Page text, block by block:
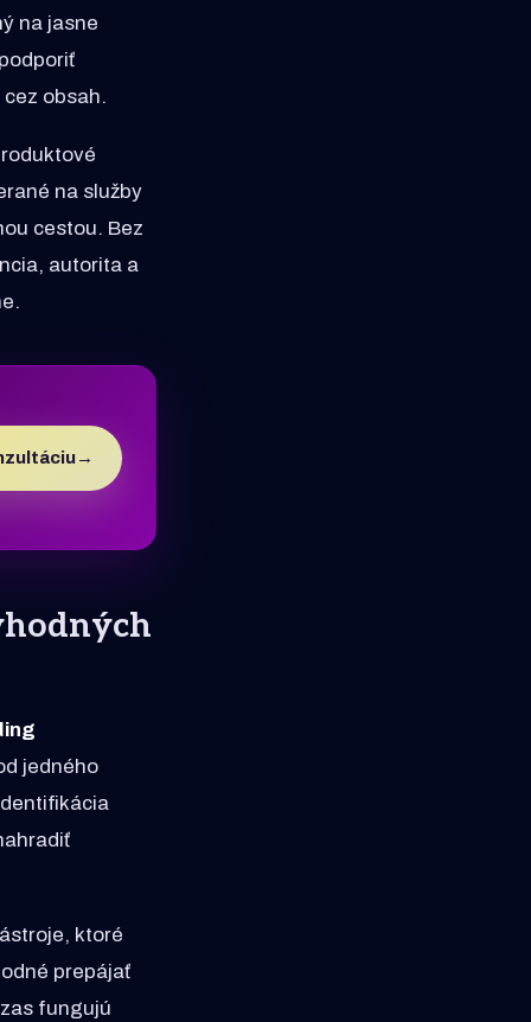
na jasne
obsah.
na služby
cestou. Bez
autorita a
→
jedného
ktoré
prepájať
fungujú